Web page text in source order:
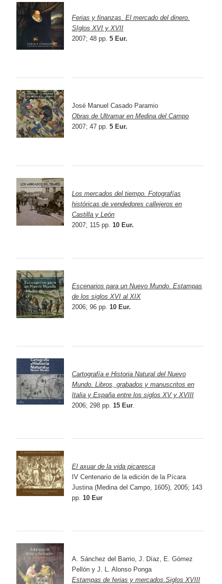
Ferias y finanzas. El mercado del dinero.
SIglos XVI y XVII
2007; 48 pp. 5 Eur.
José Manuel Casado Paramio
Obras de Ultramar en Medina del Campo
2007; 47 pp. 5 Eur.
Los mercados del tiempo. Fotografías
históricas de vendedores callejeros en
Castilla y León
2007; 115 pp. 10 Eur.
Escenarios para un Nuevo Mundo. Estampas
de los siglos XVI al XIX
2006; 96 pp. 10 Eur.
Cartografía e Historia Natural del Nuevo
Mundo. Libros, grabados y manuscritos en
Italia y España entre los siglos XV y XVIII
2006; 298 pp. 15 Eur.
El axuar de la vida picaresca
IV Centenario de la edición de la Pícara
Justina (Medina del Campo, 1605), 2005; 143
pp. 10 Eur
A. Sánchez del Barrio, J. Díaz, E. Gómez
Pellón y J. L. Alonso Ponga
Estampas de ferias y mercados.Siglos XVIII